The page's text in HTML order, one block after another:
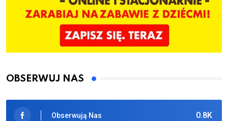
OBSERWUJ NAS
0.8K
Obserwują Nas